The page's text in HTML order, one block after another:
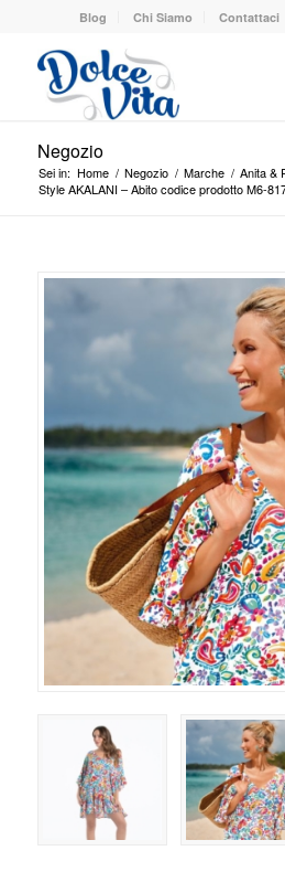
Blog Chi Siamo Contattaci
Negozio
Sei in: Home / Negozio / Marche / Anita &
Style AKALANI – Abito codice prodotto M6-